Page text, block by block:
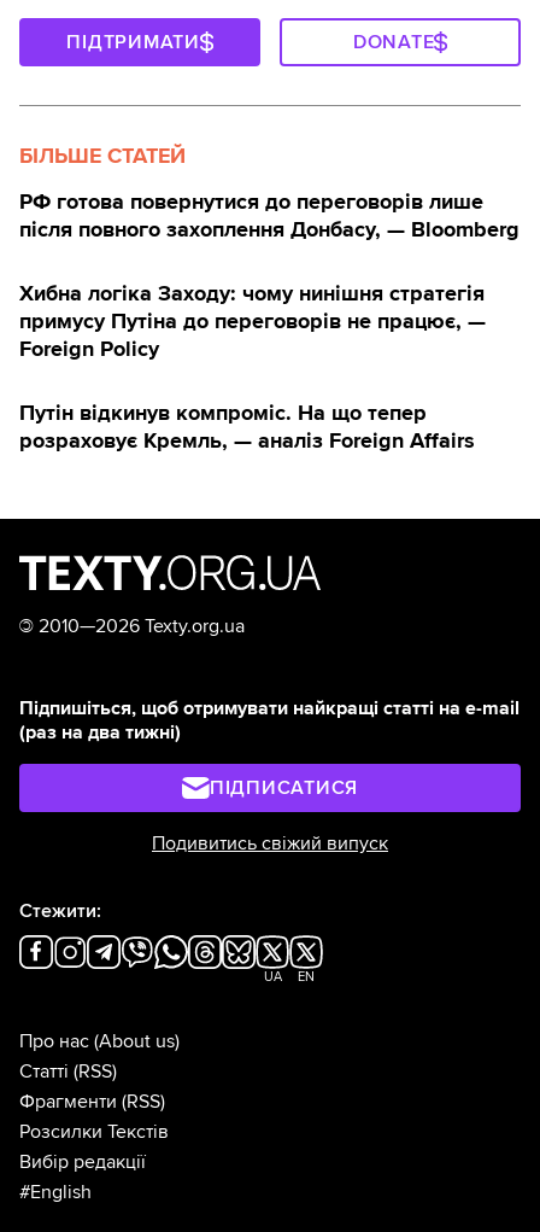
ПІДТРИМАТИ DONATE
БІЛЬШЕ СТАТЕЙ
РФ готова повернутися до переговорів лише
після повного захоплення Донбасу, — Bloomberg
Хибна логіка Заходу: чому нинішня стратегія
примусу Путіна до переговорів не працює, —
Foreign Policy
Путін відкинув компроміс. На що тепер
розраховує Кремль, — аналіз Foreign Affairs
© 2010—2026 Texty.org.ua
Підпишіться, щоб отримувати найкращі статті на e-mail
(раз на два тижні)
ПІДПИСАТИСЯ
Подивитись свіжий випуск
Стежити:
UA EN
Про нас (About us)
Статті (RSS)
Фрагменти (RSS)
Розсилки Текстів
Вибір редакції
#English